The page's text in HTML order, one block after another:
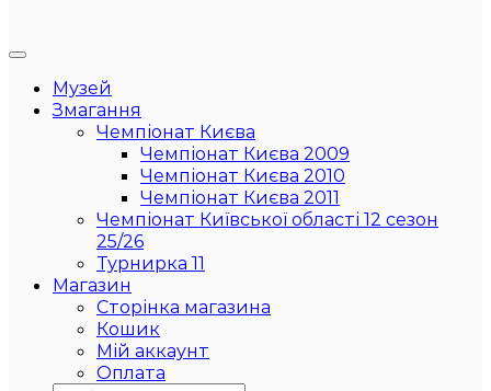
Музей
Змагання
Чемпіонат Києва
Чемпіонат Києва 2009
Чемпіонат Києва 2010
Чемпіонат Києва 2011
Чемпіонат Київської області 12 сезон
25/26
Турнирка 11
Магазин
Сторінка магазина
Кошик
Мій аккаунт
Оплата